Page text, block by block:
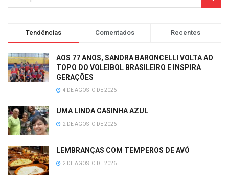
Tendências Comentados Recentes
AOS 77 ANOS, SANDRA BARONCELLI VOLTA AO
TOPO DO VOLEIBOL BRASILEIRO E INSPIRA
GERAÇÕES
4 DE AGOSTO DE 2026
UMA LINDA CASINHA AZUL
2 DE AGOSTO DE 2026
LEMBRANÇAS COM TEMPEROS DE AVÓ
2 DE AGOSTO DE 2026